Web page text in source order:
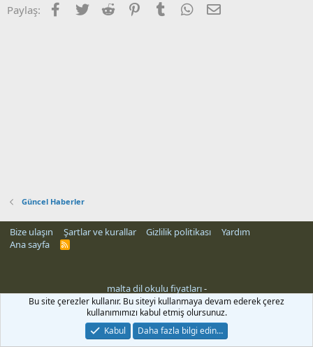
Paylaş: Facebook
Twitter Reddit PinterestTumblr WhatsApp
Güncel Haberler
Bize ulaşın Şartlar ve kurallar Gizlilik politikası
Yardım
Ana sayfa
R
malta dil okulu fiyatları-
Bu site çerezler kullanır. Bu siteyi kullanmaya devam ederek çerez
kullanımımızı kabul etmiş olursunuz.
Kabul
Daha fazla bilgi edin…